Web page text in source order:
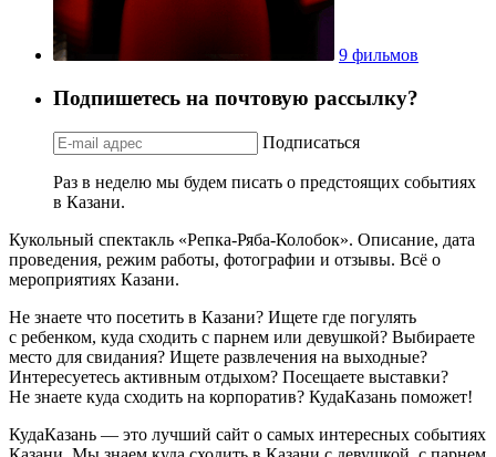
9 фильмов
Подпишетесь на почтовую рассылку?
Подписаться
Раз в неделю мы будем писать о предстоящих событиях
в Казани.
Кукольный спектакль «Репка-Ряба-Колобок». Описание, дата
проведения, режим работы, фотографии и отзывы. Всё о
мероприятиях Казани.
Не знаете что посетить в Казани? Ищете где погулять
с ребенком, куда сходить с парнем или девушкой? Выбираете
место для свидания? Ищете развлечения на выходные?
Интересуетесь активным отдыхом? Посещаете выставки?
Не знаете куда сходить на корпоратив? КудаКазань поможет!
КудаКазань — это лучший сайт о самых интересных событиях